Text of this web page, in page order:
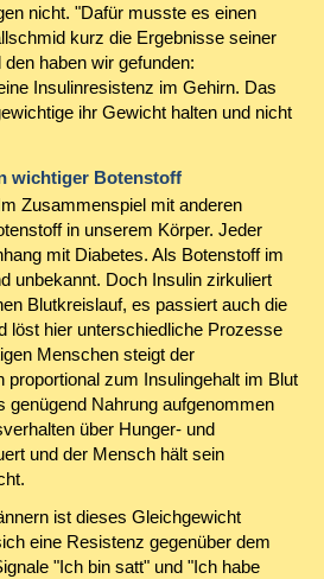
nicht. "Dafür musste es einen
kurz die Ergebnisse seiner
haben wir gefunden:
Insulinresistenz im Gehirn. Das
ihr Gewicht halten und nicht
wichtiger Botenstoff
Zusammenspiel mit anderen
in unserem Körper. Jeder
mit Diabetes. Als Botenstoff im
unbekannt. Doch Insulin zirkuliert
Blutkreislauf, es passiert auch die
löst hier unterschiedliche Prozesse
Menschen steigt der
proportional zum Insulingehalt im Blut
genügend Nahrung aufgenommen
über Hunger- und
und der Mensch hält sein
ist dieses Gleichgewicht
eine Resistenz gegenüber dem
"Ich bin satt" und "Ich habe